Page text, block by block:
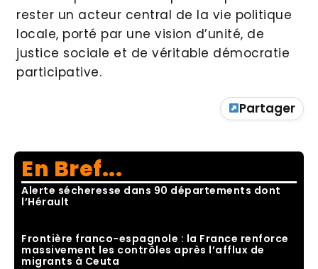
rester un acteur central de la vie politique
locale, porté par une vision d’unité, de
justice sociale et de véritable démocratie
participative.
Partager
En Bref...
Alerte sécheresse dans 90 départements dont
l’Hérault
Frontière franco-espagnole : la France renforce
massivement les contrôles après l’afflux de
migrants à Ceuta